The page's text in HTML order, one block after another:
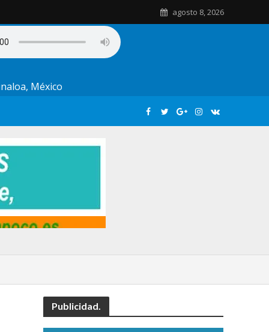
agosto 8, 2026
México
Publicidad.